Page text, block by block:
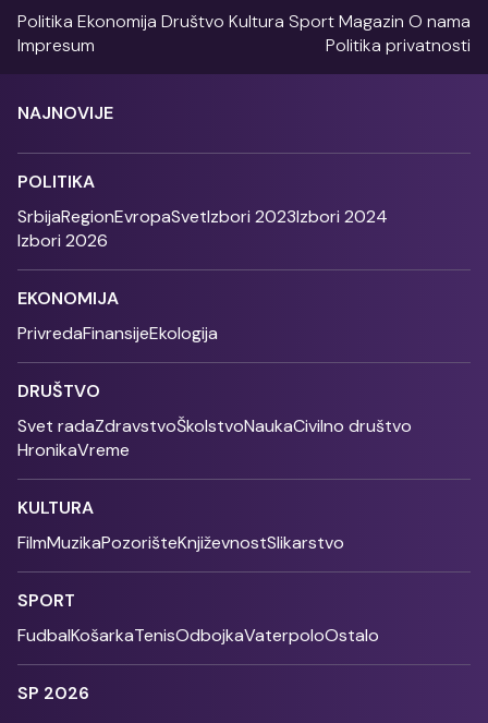
Politika Ekonomija Društvo Kultura SportMagazin O nama
Impresum
Politika privatnosti
NAJNOVIJE
POLITIKA
SrbijaRegionEvropaSvetIzbori 2023Izbori 2024
Izbori 2026
EKONOMIJA
PrivredaFinansijeEkologija
DRUŠTVO
Svet radaZdravstvoŠkolstvoNaukaCivilno društvo
HronikaVreme
KULTURA
FilmMuzikaPozorišteKnjiževnostSlikarstvo
SPORT
FudbalKošarkaTenisOdbojkaVaterpoloOstalo
SP 2026